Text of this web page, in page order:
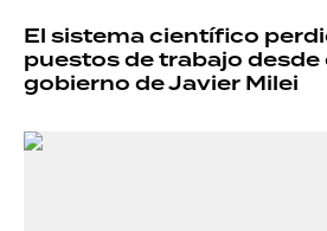
El sistema científico
puestos de trabajo desde
gobierno de Javier Milei